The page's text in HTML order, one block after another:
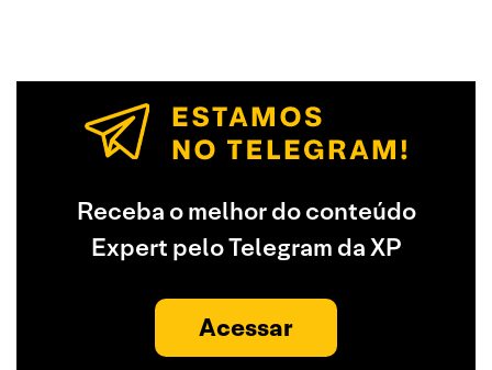
Receba o melhor do conteúdo
Expert pelo Telegram da XP
Acessar